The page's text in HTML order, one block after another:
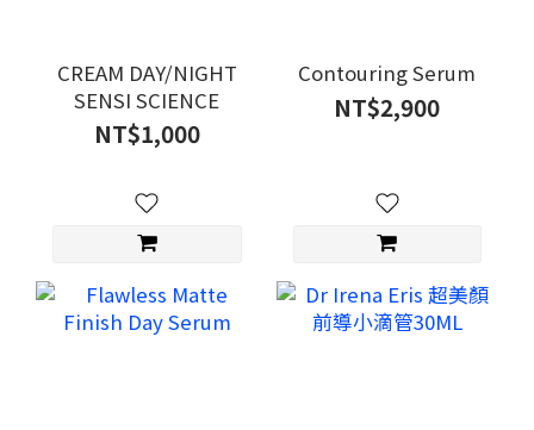
CREAM DAY/NIGHT
SENSI SCIENCE
NT$1,000
Contouring Serum
NT$2,900